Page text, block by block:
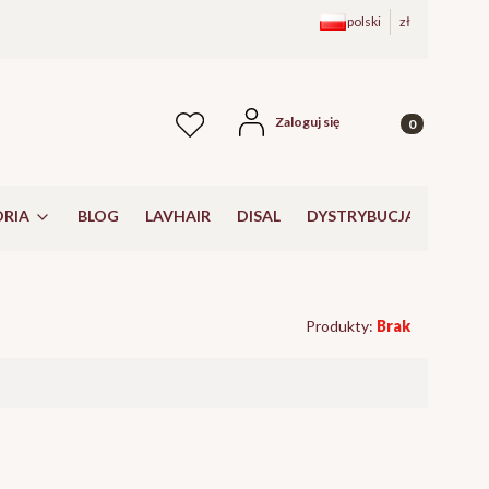
polski zł
Ulubione
Zaloguj się Produkty w
BLOG LAVHAIR DISAL DYSTRYBUCJA
Produkty: Brak